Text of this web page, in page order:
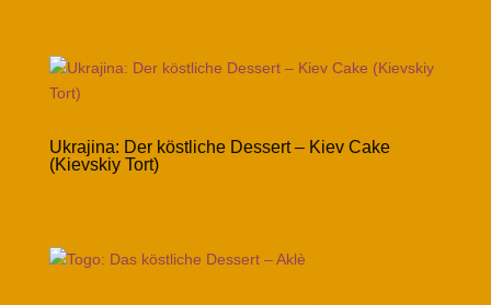
Ukrajina: Der köstliche Dessert – Kiev Cake
(Kievskiy Tort)